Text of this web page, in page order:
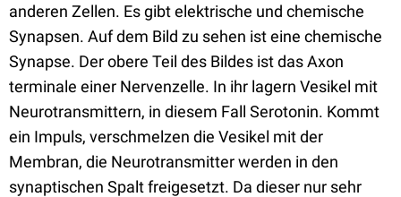
anderen Zellen. Es gibt elektrische und chemische
Synapsen. Auf dem Bild zu sehen ist eine chemische
Synapse. Der obere Teil des Bildes ist das Axon
terminale einer Nervenzelle. In ihr lagern Vesikel mit
Neurotransmittern, in diesem Fall Serotonin. Kommt
ein Impuls, verschmelzen die Vesikel mit der
Membran, die Neurotransmitter werden in den
synaptischen Spalt freigesetzt. Da dieser nur sehr